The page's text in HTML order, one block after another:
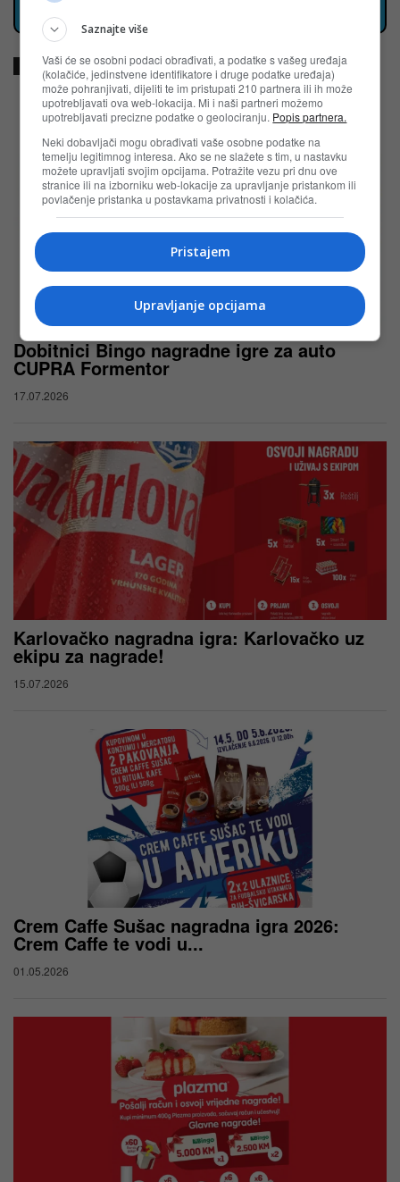
TAGOVI Sky Cola
POVEZANI ČLANCI
Dobitnici Bingo nagradne igre za auto
CUPRA Formentor
17.07.2026
Karlovačko nagradna igra: Karlovačko uz
ekipu za nagrade!
15.07.2026
Crem Caffe Sušac nagradna igra 2026:
Crem Caffe te vodi u...
01.05.2026
Saznajte više
Vaši će se osobni podaci obrađivati, a podatke s vašeg uređaja
(kolačiće, jedinstvene identifikatore i druge podatke uređaja)
može pohranjivati, dijeliti te im pristupati 210 partnera ili ih može
upotrebljavati ova web-lokacija. Mi i naši partneri možemo
upotrebljavati precizne podatke o geolociranju. Popis partnera.
Neki dobavljači mogu obrađivati vaše osobne podatke na
temelju legitimnog interesa. Ako se ne slažete s tim, u nastavku
možete upravljati svojim opcijama. Potražite vezu pri dnu ove
stranice ili na izborniku web-lokacije za upravljanje pristankom ili
povlačenje pristanka u postavkama privatnosti i kolačića.
Pristajem
Upravljanje opcijama